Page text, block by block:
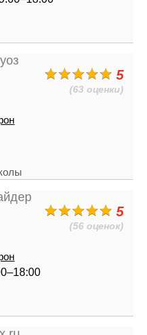
5
(63 оценки)
5
(56 оценок)